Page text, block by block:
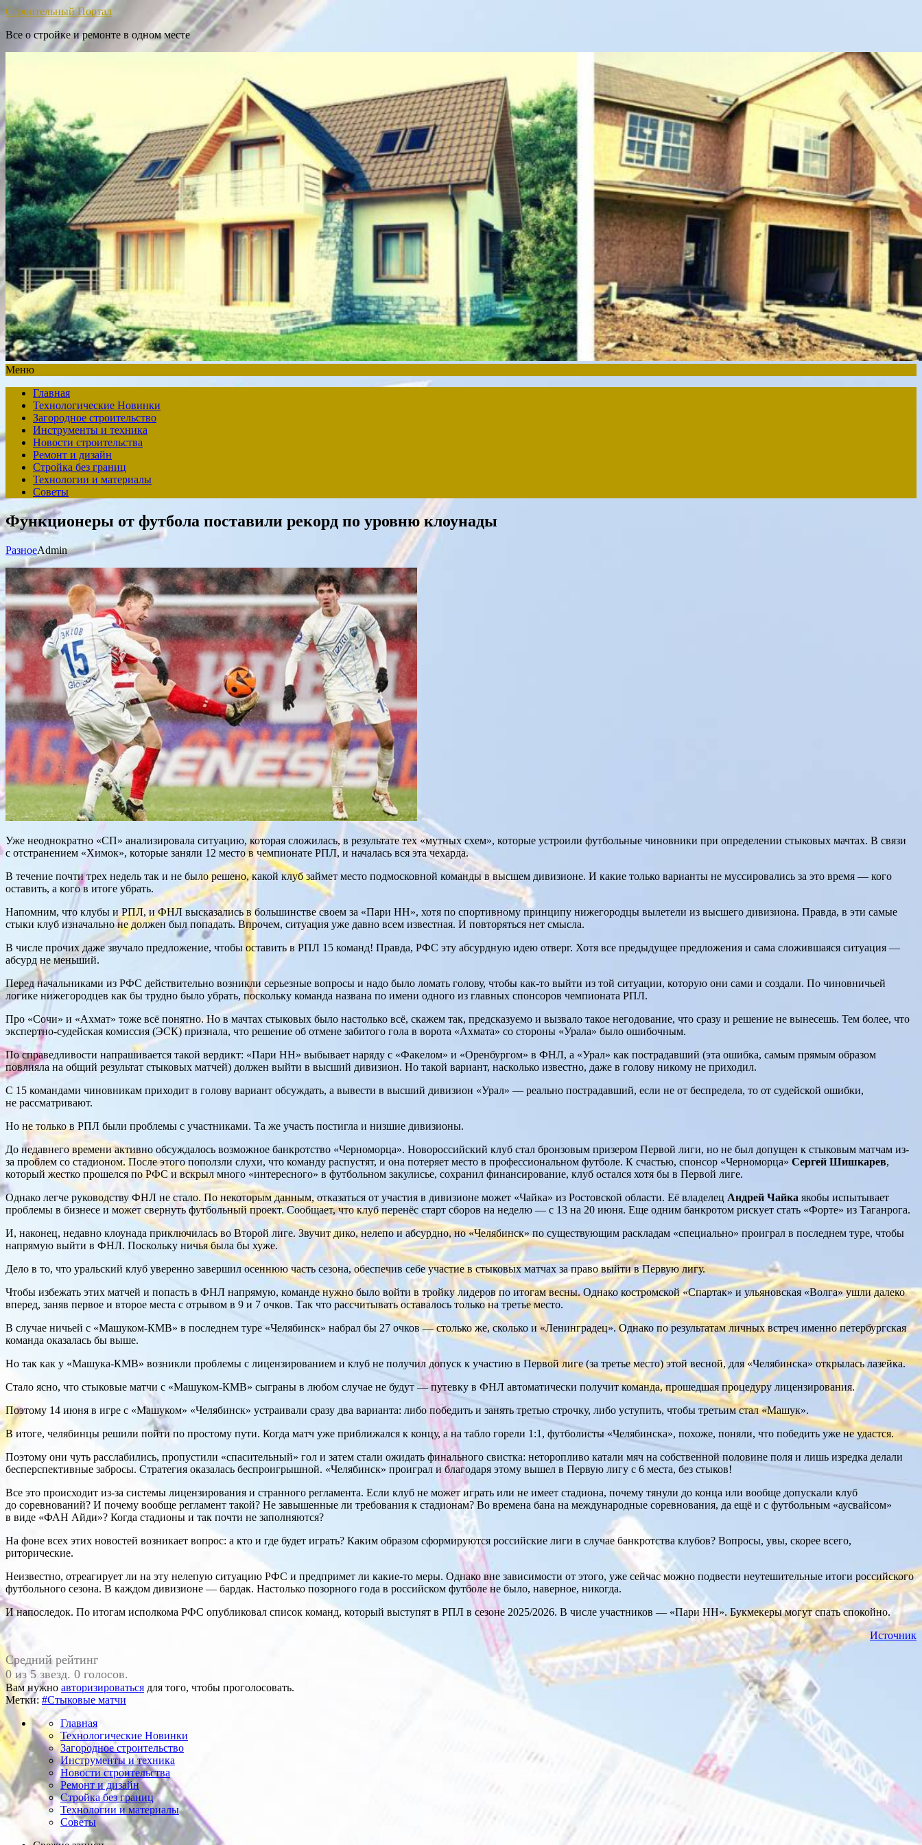
Строительный Портал
Все о стройке и ремонте в одном месте
Меню
Главная
Технологические Новинки
Загородное строительство
Инструменты и техника
Новости строительства
Ремонт и дизайн
Стройка без границ
Технологии и материалы
Советы
Функционеры от футбола поставили рекорд по уровню клоунады
РазноеAdmin
Уже неоднократно «СП» анализировала ситуацию, которая сложилась, в результате тех «мутных схем», которые устроили футбольные чиновники при определении стыковых мачтах. В связи
с отстранением «Химок», которые заняли 12 место в чемпионате РПЛ, и началась вся эта чехарда.
В течение почти трех недель так и не было решено, какой клуб займет место подмосковной команды в высшем дивизионе. И какие только варианты не муссировались за это время — кого
оставить, а кого в итоге убрать.
Напомним, что клубы и РПЛ, и ФНЛ высказались в большинстве своем за «Пари НН», хотя по спортивному принципу нижегородцы вылетели из высшего дивизиона. Правда, в эти самые
стыки клуб изначально не должен был попадать. Впрочем, ситуация уже давно всем известная. И повторяться нет смысла.
В числе прочих даже звучало предложение, чтобы оставить в РПЛ 15 команд! Правда, РФС эту абсурдную идею отверг. Хотя все предыдущее предложения и сама сложившаяся ситуация —
абсурд не меньший.
Перед начальниками из РФС действительно возникли серьезные вопросы и надо было ломать голову, чтобы как-то выйти из той ситуации, которую они сами и создали. По чиновничьей
логике нижегородцев как бы трудно было убрать, поскольку команда названа по имени одного из главных спонсоров чемпионата РПЛ.
Про «Сочи» и «Ахмат» тоже всё понятно. Но в мачтах стыковых было настолько всё, скажем так, предсказуемо и вызвало такое негодование, что сразу и решение не вынесешь. Тем более, что
экспертно-судейская комиссия (ЭСК) признала, что решение об отмене забитого гола в ворота «Ахмата» со стороны «Урала» было ошибочным.
По справедливости напрашивается такой вердикт: «Пари НН» выбывает наряду с «Факелом» и «Оренбургом» в ФНЛ, а «Урал» как пострадавший (эта ошибка, самым прямым образом
повлияла на общий результат стыковых матчей) должен выйти в высший дивизион. Но такой вариант, насколько известно, даже в голову никому не приходил.
С 15 командами чиновникам приходит в голову вариант обсуждать, а вывести в высший дивизион «Урал» — реально пострадавший, если не от беспредела, то от судейской ошибки,
не рассматривают.
Но не только в РПЛ были проблемы с участниками. Та же участь постигла и низшие дивизионы.
До недавнего времени активно обсуждалось возможное банкротство «Черноморца». Новороссийский клуб стал бронзовым призером Первой лиги, но не был допущен к стыковым матчам из-
за проблем со стадионом. После этого поползли слухи, что команду распустят, и она потеряет место в профессиональном футболе. К счастью, спонсор «Черноморца» Сергей Шишкарев,
который жестко прошелся по РФС и вскрыл много «интересного» в футбольном закулисье, сохранил финансирование, клуб остался хотя бы в Первой лиге.
Однако легче руководству ФНЛ не стало. По некоторым данным, отказаться от участия в дивизионе может «Чайка» из Ростовской области. Её владелец Андрей Чайка якобы испытывает
проблемы в бизнесе и может свернуть футбольный проект. Сообщает, что клуб перенёс старт сборов на неделю — с 13 на 20 июня. Еще одним банкротом рискует стать «Форте» из Таганрога.
И, наконец, недавно клоунада приключилась во Второй лиге. Звучит дико, нелепо и абсурдно, но «Челябинск» по существующим раскладам «специально» проиграл в последнем туре, чтобы
напрямую выйти в ФНЛ. Поскольку ничья была бы хуже.
Дело в то, что уральский клуб уверенно завершил осеннюю часть сезона, обеспечив себе участие в стыковых матчах за право выйти в Первую лигу.
Чтобы избежать этих матчей и попасть в ФНЛ напрямую, команде нужно было войти в тройку лидеров по итогам весны. Однако костромской «Спартак» и ульяновская «Волга» ушли далеко
вперед, заняв первое и второе места с отрывом в 9 и 7 очков. Так что рассчитывать оставалось только на третье место.
В случае ничьей с «Машуком-КМВ» в последнем туре «Челябинск» набрал бы 27 очков — столько же, сколько и «Ленинградец». Однако по результатам личных встреч именно петербургская
команда оказалась бы выше.
Но так как у «Машука-КМВ» возникли проблемы с лицензированием и клуб не получил допуск к участию в Первой лиге (за третье место) этой весной, для «Челябинска» открылась лазейка.
Стало ясно, что стыковые матчи с «Машуком-КМВ» сыграны в любом случае не будут — путевку в ФНЛ автоматически получит команда, прошедшая процедуру лицензирования.
Поэтому 14 июня в игре с «Машуком» «Челябинск» устраивали сразу два варианта: либо победить и занять третью строчку, либо уступить, чтобы третьим стал «Машук».
В итоге, челябинцы решили пойти по простому пути. Когда матч уже приближался к концу, а на табло горели 1:1, футболисты «Челябинска», похоже, поняли, что победить уже не удастся.
Поэтому они чуть расслабились, пропустили «спасительный» гол и затем стали ожидать финального свистка: неторопливо катали мяч на собственной половине поля и лишь изредка делали
бесперспективные забросы. Стратегия оказалась беспроигрышной. «Челябинск» проиграл и благодаря этому вышел в Первую лигу с 6 места, без стыков!
Все это происходит из-за системы лицензирования и странного регламента. Если клуб не может играть или не имеет стадиона, почему тянули до конца или вообще допускали клуб
до соревнований? И почему вообще регламент такой? Не завышенные ли требования к стадионам? Во времена бана на международные соревнования, да ещё и с футбольным «аусвайсом»
в виде «ФАН Айди»? Когда стадионы и так почти не заполняются?
На фоне всех этих новостей возникает вопрос: а кто и где будет играть? Каким образом сформируются российские лиги в случае банкротства клубов? Вопросы, увы, скорее всего,
риторические.
Неизвестно, отреагирует ли на эту нелепую ситуацию РФС и предпримет ли какие-то меры. Однако вне зависимости от этого, уже сейчас можно подвести неутешительные итоги российского
футбольного сезона. В каждом дивизионе — бардак. Настолько позорного года в российском футболе не было, наверное, никогда.
И напоследок. По итогам исполкома РФС опубликовал список команд, который выступят в РПЛ в сезоне 2025/2026. В числе участников — «Пари НН». Букмекеры могут спать спокойно.
Источник
Средний рейтинг
0 из 5 звезд. 0 голосов.
Вам нужно авторизироваться для того, чтобы проголосовать.
Метки: #Стыковые матчи
Главная
Технологические Новинки
Загородное строительство
Инструменты и техника
Новости строительства
Ремонт и дизайн
Стройка без границ
Технологии и материалы
Советы